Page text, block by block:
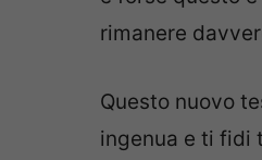
rimanere
Questo nuovo
ingenua e ti fidi